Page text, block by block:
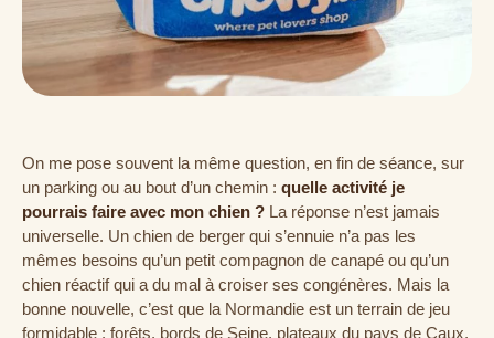
On me pose souvent la même question, en fin de séance, sur
un parking ou au bout d’un chemin : quelle activité je
pourrais faire avec mon chien ? La réponse n’est jamais
universelle. Un chien de berger qui s’ennuie n’a pas les
mêmes besoins qu’un petit compagnon de canapé ou qu’un
chien réactif qui a du mal à croiser ses congénères. Mais la
bonne nouvelle, c’est que la Normandie est un terrain de jeu
formidable : forêts, bords de Seine, plateaux du pays de Caux,